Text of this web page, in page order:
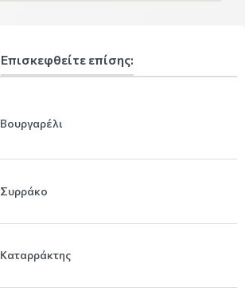
Επισκεφθείτε επίσης:
Βουργαρέλι
Συρράκο
Καταρράκτης